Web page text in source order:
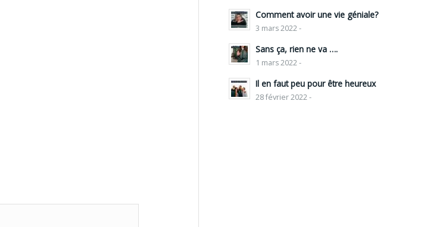
Comment avoir une vie géniale?
3 mars 2022 -
Sans ça, rien ne va ….
1 mars 2022 -
Il en faut peu pour être heureux
28 février 2022 -